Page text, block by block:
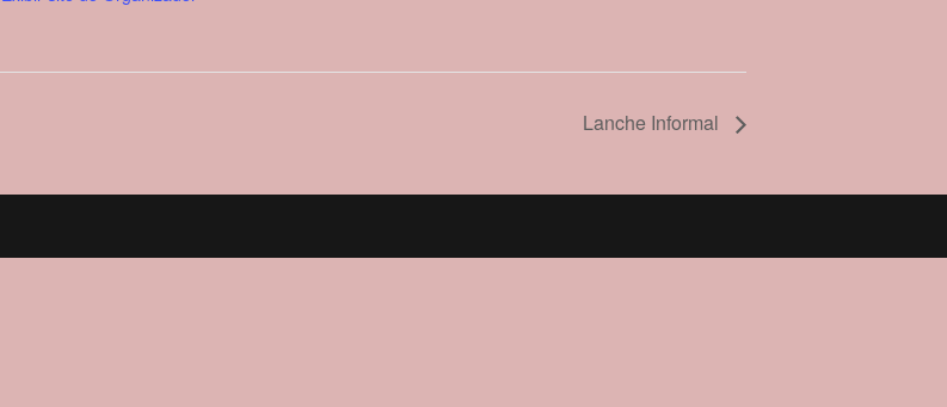
Lanche Informal